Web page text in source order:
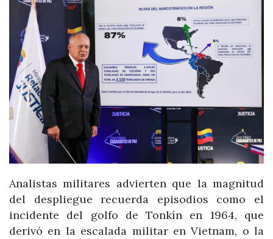
Analistas militares advierten que la magnitud
del despliegue recuerda episodios como el
incidente del golfo de Tonkín en 1964, que
derivó en la escalada militar en Vietnam, o la